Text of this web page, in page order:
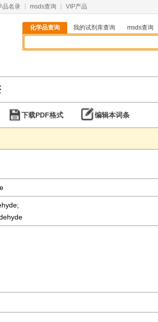
品名录 msds查询 VIP产品
化学品查询 我的试剂库查询 msds查询
下载PDF格式 编辑本词条